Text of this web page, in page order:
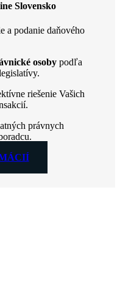
Slovensko
a podanie daňového
osoby podľa
riešenie Vašich
právnych